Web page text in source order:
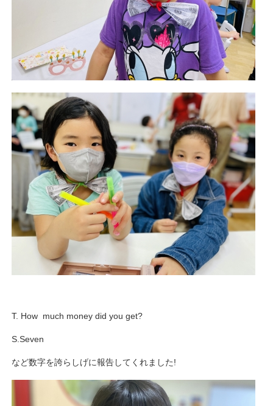
T. How much money did you get?
S.Seven
など数字を誇らしげに報告してくれました!